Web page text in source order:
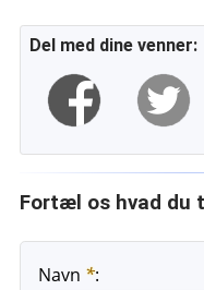
Del med dine venner:
Fortæl os hvad du
Navn *: